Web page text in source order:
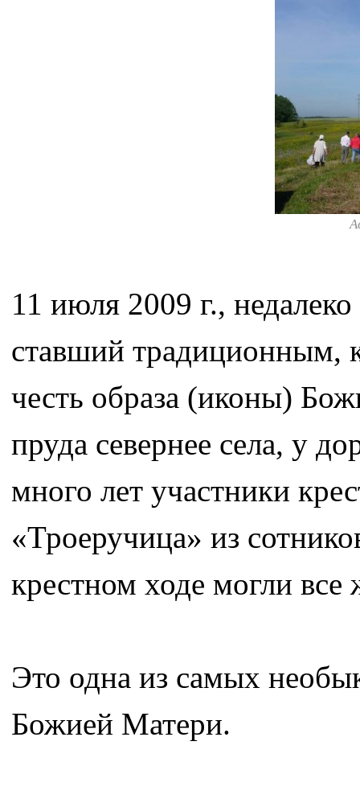
11 июля 2009 г.,
ставший традиционным,
честь образа (иконы)
пруда севернее села, у
много лет участники
«Троеручица» из
крестном ходе могли
Это одна из самых
Божией Матери.